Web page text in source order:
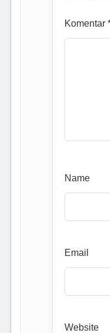
Komentar
Name
Email
Website